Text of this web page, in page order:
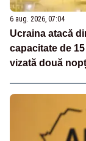
6 aug. 2026, 07:04
Ucraina atacă
capacitate de
vizată două